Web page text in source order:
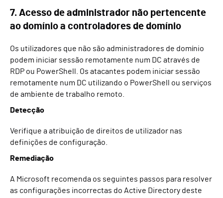
7. Acesso de administrador não pertencente
ao domínio a controladores de domínio
Os utilizadores que não são administradores de domínio
podem iniciar sessão remotamente num DC através de
RDP ou PowerShell. Os atacantes podem iniciar sessão
remotamente num DC utilizando o PowerShell ou serviços
de ambiente de trabalho remoto.
Detecção
Verifique a atribuição de direitos de utilizador nas
definições de configuração.
Remediação
A Microsoft recomenda os seguintes passos para resolver
as configurações incorrectas do Active Directory deste